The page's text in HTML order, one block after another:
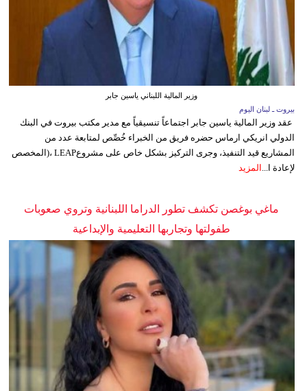
وزير المالية اللبناني ياسين جابر
بيروت ـ لبنان اليوم
عقد وزير المالية ياسين جابر اجتماعاً تنسيقياً مع مدير مكتب بيروت في البنك
الدولي انريكي ارماس حضره فريق من الخبراء خُصِّص لمتابعة عدد من
المشاريع قيد التنفيذ، وجرى التركيز بشكل خاص على مشروعLEAP ،(المخصص
لإعادة ا... المزيد
ماغي بوغصن تكشف تطور الدراما اللبنانية وتروي صعوبات
طفولتها وتجاربها التعليمية والإبداعية